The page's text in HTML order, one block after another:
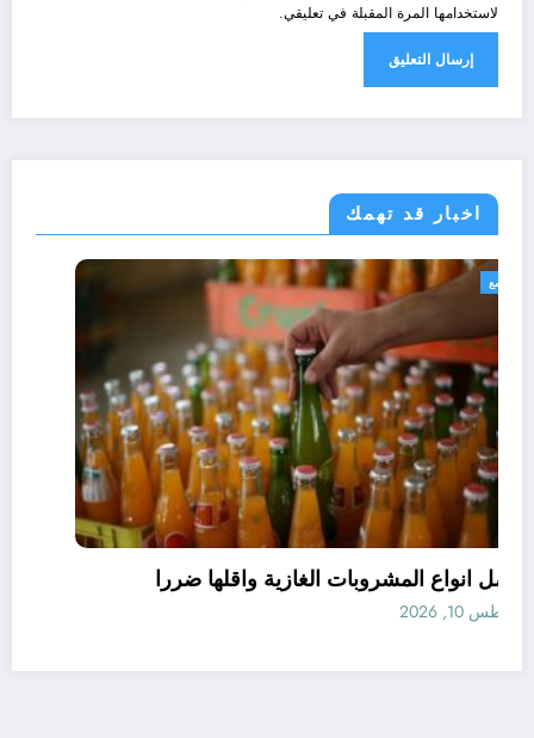
لاستخدامها المرة المقبلة في تعليقي.
اخبار قد تهمك
مجتمع
افضل انواع المشروبات الغازية واقلها ضررا
أغسطس 10, 2026